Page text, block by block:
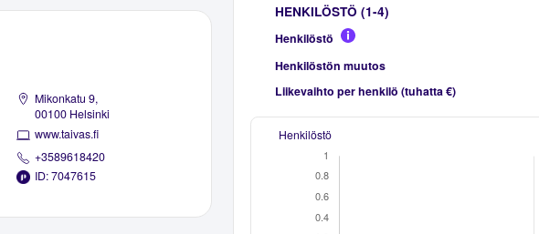
Mikonkatu 9,
00100 Helsinki
www.taivas.fi
+3589618420
ID: 7047615
HENKILÖSTÖ (1-4)
Henkilöstö
Henkilöstön muutos
Liikevaihto per henkilö (tuhatta €)
Henkilöstö